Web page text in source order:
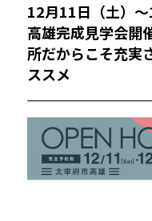
12月11日（土）
高雄完成見学会開
所だからこそ充実
ススメ